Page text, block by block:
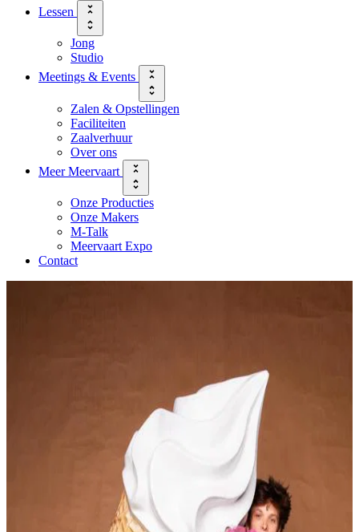
Lessen
Jong
Studio
Meetings & Events
Zalen & Opstellingen
Faciliteiten
Zaalverhuur
Over ons
Meer Meervaart
Onze Producties
Onze Makers
M-Talk
Meervaart Expo
Contact